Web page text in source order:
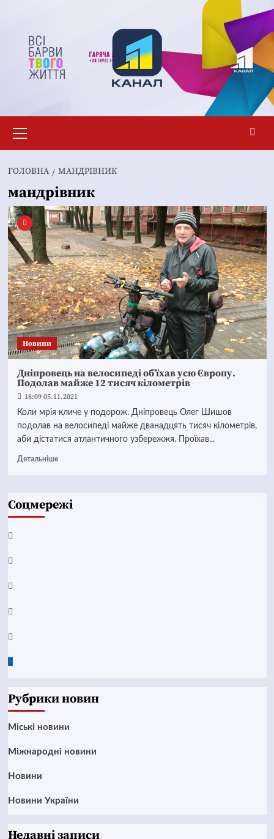
вмісту
меню
ГОЛОВНА МАНДРІВНИК
мандрівник
Новини
Дніпровець на велосипеді об’їхав усю Європу.
Подолав майже 12 тисяч кілометрів
18:09 05.11.2021
Коли мрія кличе у подорож. Дніпровець Олег Шишов
подолав на велосипеді майже дванадцять тисяч кілометрів,
аби дістатися атлантичного узбережжя. Проїхав...
Детальніше
Соцмережі
Facebook
YouTube
Telegram
Instagram
Twitter
Google
Рубрики новин
Mіські новини
Міжнародні новини
Новини
Новини України
Недавні записи